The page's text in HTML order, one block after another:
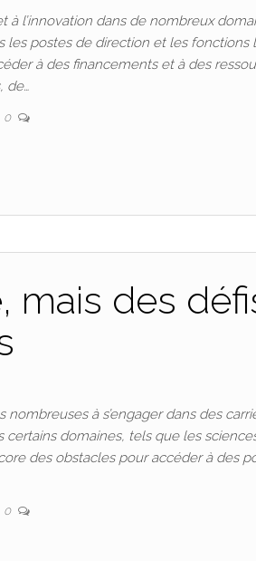
l’innovation dans de nombreux
les postes de direction et les fonctions
à des financements et à des
de…
0
mais des
à s’engager dans des
domaines, tels que les
des obstacles pour accéder à des
0